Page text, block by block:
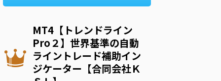
MT4【トレンドライン
Pro２】世界基準の自動
ライントレード補助イン
ジケーター【合同会社Ｋ